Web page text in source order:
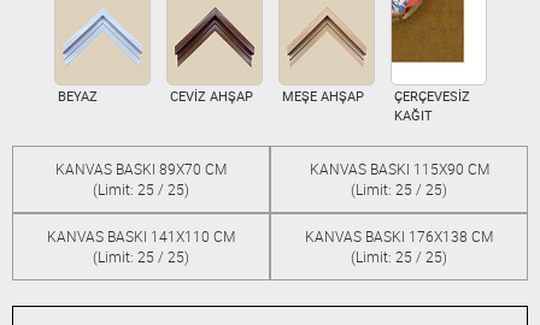
BEYAZ CEVİZ AHŞAP MEŞE AHŞAP
ÇERÇEVESİZ
KAĞIT
KANVAS BASKI 89X70 CM
(Limit: 25 / 25)
KANVAS BASKI 115X90 CM
(Limit: 25 / 25)
KANVAS BASKI 141X110 CM
(Limit: 25 / 25)
KANVAS BASKI 176X138 CM
(Limit: 25 / 25)